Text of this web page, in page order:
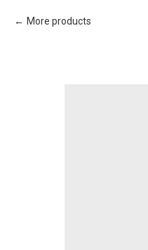
More products